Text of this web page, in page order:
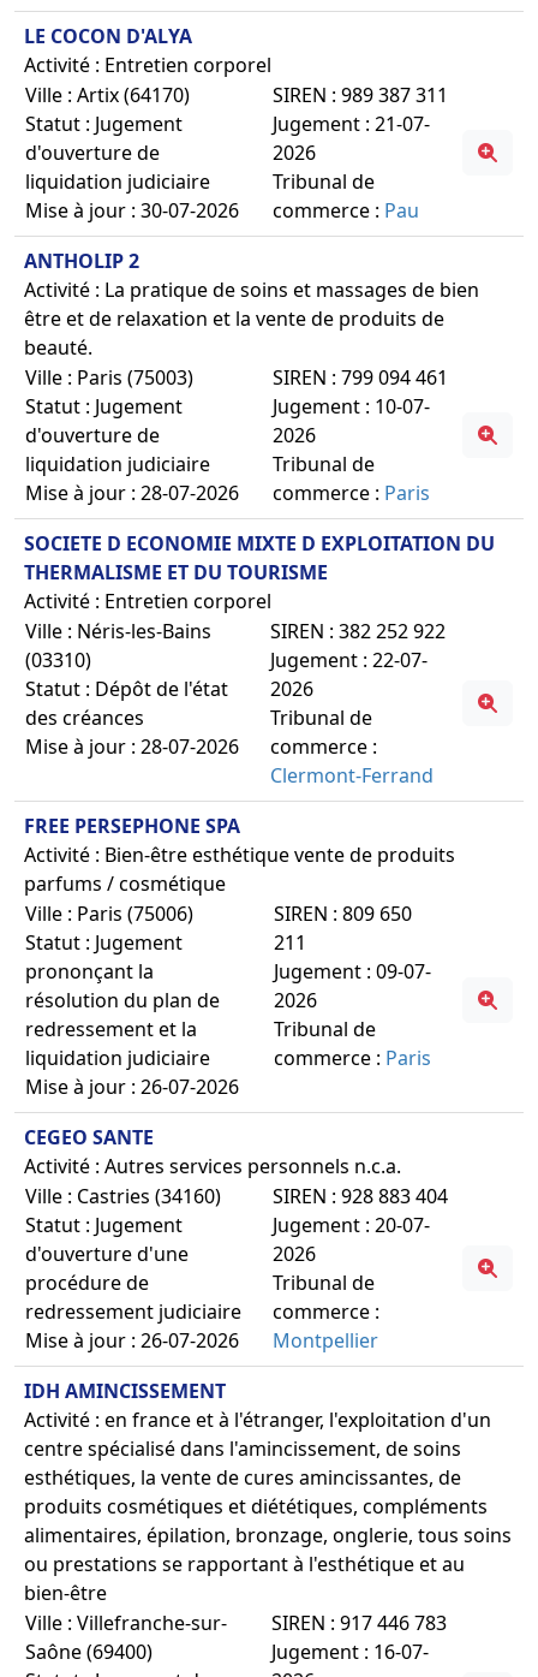
LE COCON D'ALYA
Activité : Entretien corporel
Ville : Artix (64170)
Statut : Jugement
d'ouverture de
liquidation judiciaire
Mise à jour : 30-07-2026
SIREN : 989 387 311
Jugement : 21-07-
2026
Tribunal de
commerce : Pau
ANTHOLIP 2
Activité : La pratique de soins et massages de bien
être et de relaxation et la vente de produits de
beauté.
Ville : Paris (75003)
Statut : Jugement
d'ouverture de
liquidation judiciaire
Mise à jour : 28-07-2026
SIREN : 799 094 461
Jugement : 10-07-
2026
Tribunal de
commerce : Paris
SOCIETE D ECONOMIE MIXTE D EXPLOITATION DU
THERMALISME ET DU TOURISME
Activité : Entretien corporel
Ville : Néris-les-Bains
(03310)
Statut : Dépôt de l'état
des créances
Mise à jour : 28-07-2026
SIREN : 382 252 922
Jugement : 22-07-
2026
Tribunal de
commerce :
Clermont-Ferrand
FREE PERSEPHONE SPA
Activité : Bien-être esthétique vente de produits
parfums / cosmétique
Ville : Paris (75006)
Statut : Jugement
prononçant la
résolution du plan de
redressement et la
liquidation judiciaire
Mise à jour : 26-07-2026
SIREN : 809 650
211
Jugement : 09-07-
2026
Tribunal de
commerce : Paris
CEGEO SANTE
Activité : Autres services personnels n.c.a.
Ville : Castries (34160)
Statut : Jugement
d'ouverture d'une
procédure de
redressement judiciaire
Mise à jour : 26-07-2026
SIREN : 928 883 404
Jugement : 20-07-
2026
Tribunal de
commerce :
Montpellier
IDH AMINCISSEMENT
Activité : en france et à l'étranger, l'exploitation d'un
centre spécialisé dans l'amincissement, de soins
esthétiques, la vente de cures amincissantes, de
produits cosmétiques et diététiques, compléments
alimentaires, épilation, bronzage, onglerie, tous soins
ou prestations se rapportant à l'esthétique et au
bien-être
Ville : Villefranche-sur-
Saône (69400)
SIREN : 917 446 783
Jugement : 16-07-